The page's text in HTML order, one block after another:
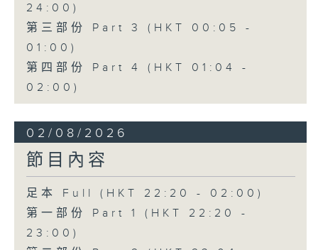
24:00)
第三部份 Part 3 (HKT 00:05 -
01:00)
第四部份 Part 4 (HKT 01:04 -
02:00)
02/08/2026
節目內容
足本 Full (HKT 22:20 - 02:00)
第一部份 Part 1 (HKT 22:20 -
23:00)